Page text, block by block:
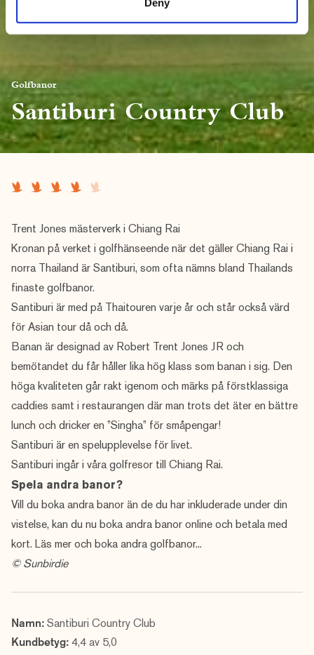
Golfbanor
Santiburi Country Club
Trent Jones mästerverk i Chiang Rai
Kronan på verket i golfhänseende när det gäller Chiang Rai i
norra Thailand är Santiburi, som ofta nämns bland Thailands
finaste golfbanor.
Santiburi är med på Thaitouren varje år och står också värd
för Asian tour då och då.
Banan är designad av Robert Trent Jones JR och
bemötandet du får håller lika hög klass som banan i sig. Den
höga kvaliteten går rakt igenom och märks på förstklassiga
caddies samt i restaurangen där man trots det äter en bättre
lunch och dricker en ”Singha” för småpengar!
Santiburi är en spelupplevelse för livet.
Santiburi ingår i våra golfresor till Chiang Rai.
Spela andra banor?
Vill du boka andra banor än de du har inkluderade under din
vistelse, kan du nu boka andra banor online och betala med
kort. Läs mer och boka andra golfbanor...
© Sunbirdie
Namn: Santiburi Country Club
Kundbetyg: 4,4 av 5,0